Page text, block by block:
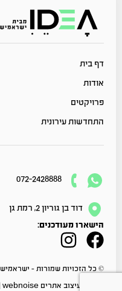
דף בית
אודות
פרויקטים
התחדשות עירונית
072-2428888
דוד בן גוריון 2, רמת גן
הישארו מעודכנים:
© כל הזכויות שמורות – ישראמיש |
פיתוח ועיצוב אתרים webnoise